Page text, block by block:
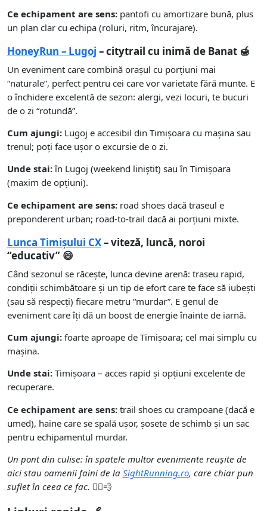
Ce echipament are sens:pantofi cu amortizare bună, plus
un plan clar cu echipa (roluri, ritm, încurajare).
HoneyRun – Lugoj – citytrail cu inimă de Banat 🍯
Un eveniment care combină orașul cu porțiuni mai
“naturale”, perfect pentru cei care vor varietate fără munte. E
o închidere excelentă de sezon: alergi, vezi locuri, te bucuri
de o zi “rotundă”.
Cum ajungi:Lugoj e accesibil din Timișoara cu mașina sau
trenul; poți face ușor o excursie de o zi.
Unde stai:în Lugoj (weekend liniștit) sau în Timișoara
(maxim de opțiuni).
Ce echipament are sens:road shoes dacă traseul e
preponderent urban; road-to-trail dacă ai porțiuni mixte.
Lunca Timișului CX– viteză, luncă, noroi
“educativ” 😄
Când sezonul se răcește, lunca devine arenă: traseu rapid,
condiții schimbătoare și un tip de efort care te face să iubești
(sau să respecți) fiecare metru “murdar”. E genul de
eveniment care îți dă un boost de energie înainte de iarnă.
Cum ajungi:foarte aproape de Timișoara; cel mai simplu cu
mașina.
Unde stai:Timișoara – acces rapid și opțiuni excelente de
recuperare.
Ce echipament are sens:trail shoes cu crampoane (dacă e
umed), haine care se spală ușor, șosete de schimb și un sac
pentru echipamentul murdar.
Un pont din culise: în spatele multor evenimente reușite de
aici stau oamenii faini de la SightRunning.ro, care chiar pun
suflet în ceea ce fac. 🏃‍♂️💨